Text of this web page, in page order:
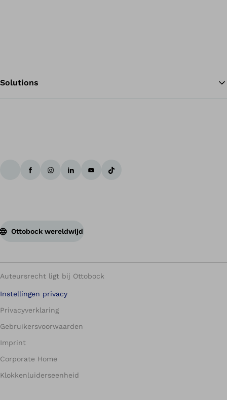
Solutions
Ottobock wereldwijd
Auteursrecht ligt bij Ottobock
Instellingen privacy
Privacyverklaring
Gebruikersvoorwaarden
Imprint
Corporate Home
Klokkenluiderseenheid